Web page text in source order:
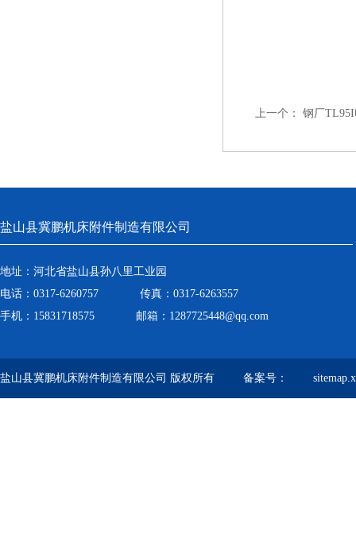
上一个： 钢厂
盐山县冀鹏机床附件制造有限公司
地址：河北省盐山县孙八里工业园
电话：0317-6260757 传真：0317-6263557
手机：15831718575 邮箱：1287725448@qq.com
盐山县冀鹏机床附件制造有限公司 版权所有 备案号：